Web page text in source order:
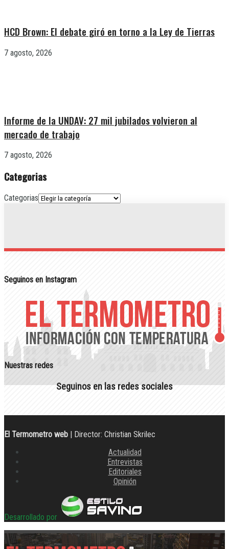
HCD Brown: El debate giró en torno a la Ley de Tierras
7 agosto, 2026
Informe de la UNDAV: 27 mil jubilados volvieron al
mercado de trabajo
7 agosto, 2026
Categorias
Categorias
Seguinos en Instagram
Nuestras redes
Seguinos en las redes sociales
El Termometro web | Director: Christian Skrilec
Actualidad
Entrevistas
Editoriales
Opinión
Desarrollado por